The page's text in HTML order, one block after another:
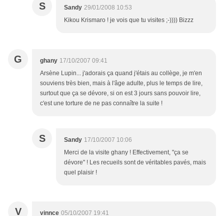
S Sandy 29/01/2008 10:53
Kikou Krismaro ! je vois que tu visites ;-)))) Bizzz
G ghany 17/10/2007 09:41
Arsène Lupin... j'adorais ça quand j'étais au collège, je m'en
souviens très bien, mais à l'âge adulte, plus le temps de lire,
surtout que ça se dévore, si on est 3 jours sans pouvoir lire,
c'est une torture de ne pas connaître la suite !
S Sandy 17/10/2007 10:06
Merci de la visite ghany ! Effectivement, "ça se
dévore" ! Les recueils sont de véritables pavés, mais
quel plaisir !
V vinnce 05/10/2007 19:41